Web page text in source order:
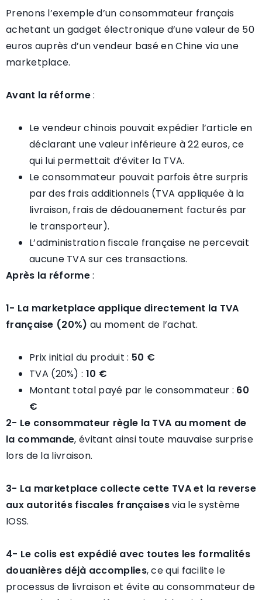
Prenons l’exemple d’un consommateur français
achetant un gadget électronique d’une valeur de 50
euros auprès d’un vendeur basé en Chine via une
marketplace.
Avant la réforme:
Le vendeur chinois pouvait expédier l’article en
déclarant une valeur inférieure à 22 euros, ce
qui lui permettait d’éviter la TVA.
Le consommateur pouvait parfois être surpris
par des frais additionnels (TVA appliquée à la
livraison, frais de dédouanement facturés par
le transporteur).
L’administration fiscale française ne percevait
aucune TVA sur ces transactions.
Après la réforme:
1- La marketplace applique directement la TVA
française (20%) au moment de l’achat.
Prix initial du produit : 50 €
TVA (20%) : 10 €
Montant total payé par le consommateur : 60
€
2- Le consommateur règle la TVA au moment de
la commande, évitant ainsi toute mauvaise surprise
lors de la livraison.
3- La marketplace collecte cette TVA et la reverse
aux autorités fiscales françaisesvia le système
IOSS.
4- Le colis est expédié avec toutes les formalités
douanières déjà accomplies, ce qui facilite le
processus de livraison et évite au consommateur de